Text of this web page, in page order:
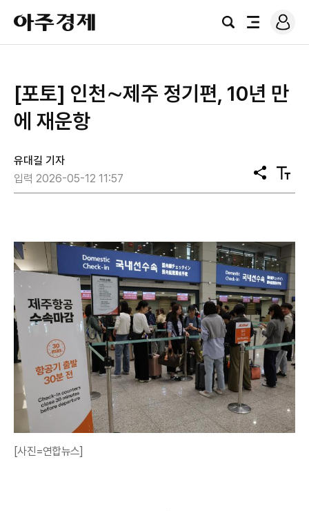
아
주
경
검
전
로
그
[포토] 인천∼제주 정기편, 10년 만
에 재운항
유대길 기자
입력 2026-05-12 11:57
공
유
텍
스
[사진=연합뉴스]